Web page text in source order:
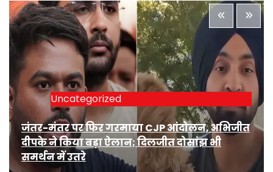
Uncategorized
जंतर-मंतर पर फिर गरमाया CJP आंदोलन, अभिजीत
दीपके ने किया बड़ा ऐलान; दिलजीत दोसांझ भी
समर्थन में उतरे